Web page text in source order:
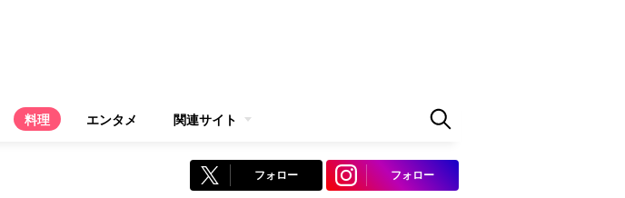
料理 エンタメ 関連サイト
フォロー フォロー